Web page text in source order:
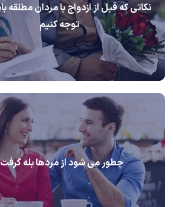
نکاتی که قبل از ازدواج با مردان مطلقه
توجه کنیم
چطور می شود از مردها بله